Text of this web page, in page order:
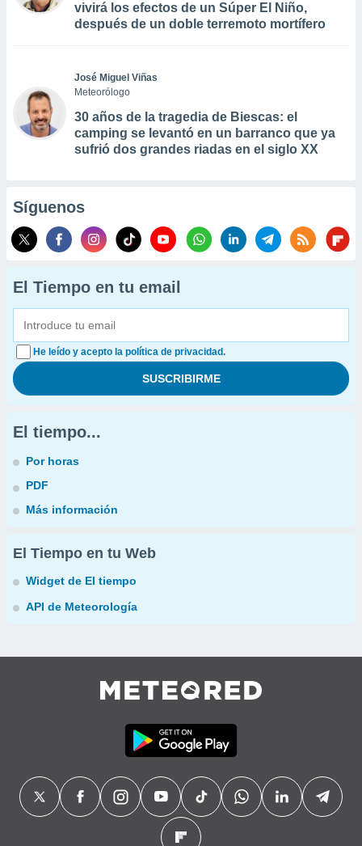
vivirá los efectos de un Súper El Niño,
después de un doble terremoto mortífero
José Miguel Viñas
Meteorólogo
30 años de la tragedia de Biescas: el
camping se levantó en un barranco que ya
sufrió dos grandes riadas en el siglo XX
Síguenos
El Tiempo en tu email
He leído y acepto la política de privacidad.
El tiempo...
Por horas
PDF
Más información
El Tiempo en tu Web
Widget de El tiempo
API de Meteorología